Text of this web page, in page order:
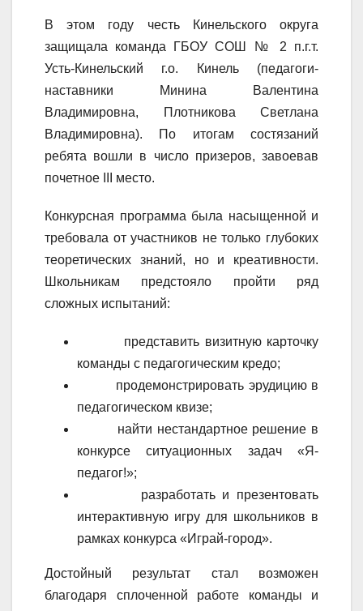
В этом году честь Кинельского округа
защищала команда ГБОУ СОШ № 2 п.г.т.
Усть-Кинельский г.о. Кинель (педагоги-
наставники Минина Валентина
Владимировна, Плотникова Светлана
Владимировна). По итогам состязаний
ребята вошли в число призеров, завоевав
почетное III место.
Конкурсная программа была насыщенной и
требовала от участников не только глубоких
теоретических знаний, но и креативности.
Школьникам предстояло пройти ряд
сложных испытаний:
представить визитную карточку
команды с педагогическим кредо;
продемонстрировать эрудицию в
педагогическом квизе;
найти нестандартное решение в
конкурсе ситуационных задач «Я-
педагог!»;
разработать и презентовать
интерактивную игру для школьников в
рамках конкурса «Играй-город».
Достойный результат стал возможен
благодаря сплоченной работе команды и